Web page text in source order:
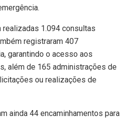
realizadas 1.094 consultas
registraram 407
garantindo o acesso aos
além de 165 administrações de
ou realizações de
ainda 44 encaminhamentos para